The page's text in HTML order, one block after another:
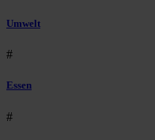
Umwelt
#
Essen
#